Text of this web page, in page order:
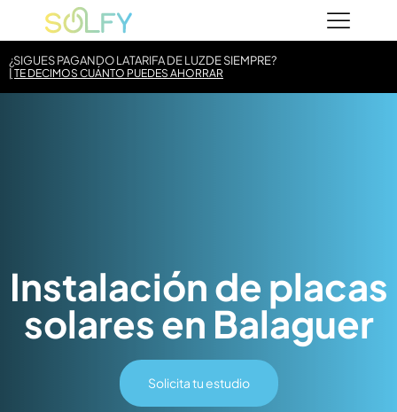
contenido
Solfy
¿SIGUES PAGANDO LATARIFA DE LUZDE SIEMPRE?
TE DECIMOS CUÁNTO PUEDES AHORRAR
Instalación de placas
solares en Balaguer
Solicita tu estudio